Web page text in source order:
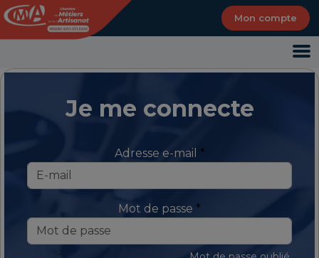
Mon compte
Je me connecte
Adresse e-mail
Mot de passe
Panneau de gestion des cookies